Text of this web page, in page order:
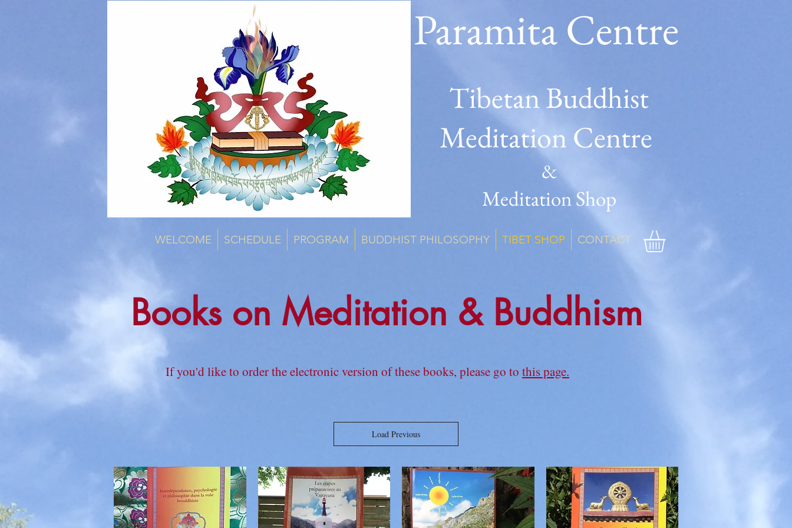
Paramita Centre
Tibetan Buddhist
Meditation Centre
&
Meditation Shop
WELCOME SCHEDULE PROGRAM BUDDHIST PHILOSOPHY TIBET SHOP CONTACT
Books on Meditation & Buddhism
If you'd like to order the electronic version of these books, please go to this page.
Load Previous